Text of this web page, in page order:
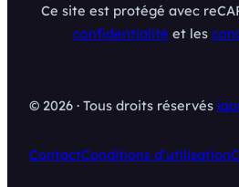
Ce site est protégé avec
confidentialité et les
© 2026 · Tous droits réservés
ContactConditions d’utilisation